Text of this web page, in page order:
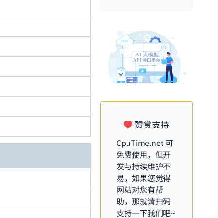
赞赏支持
CpuTime.net 可
免费使用，但开
发与持续维护不
易，如果您觉得
网站对您有帮
助，那就请扫码
支持一下我们吧~